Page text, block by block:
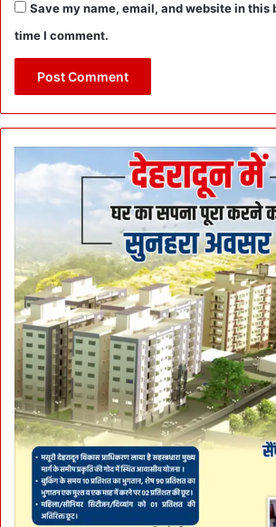
Save my name, email, and website in this
time I comment.